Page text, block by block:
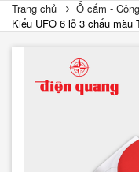
Trang chủ Ổ cắm -
Kiểu UFO 6 lỗ 3 chấu màu